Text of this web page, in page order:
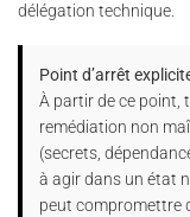
délégation technique.
Point d’arrêt
À partir de ce point,
remédiation non
(secrets,
à agir dans un état
peut compromettre